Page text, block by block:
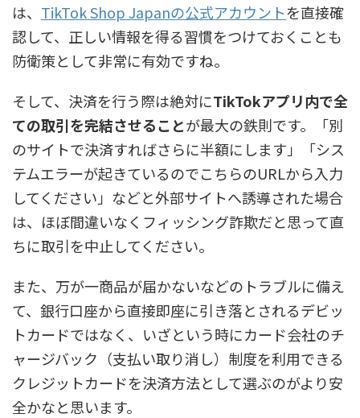
は、 TikTok Shop Japanの公式アカウントを直接確
認して、正しい情報を得る習慣をつけておくことも
防衛策として非常に有効ですね。
そして、決済を行う際は絶対にTikTokアプリ内で全
ての取引を完結させることが最大の鉄則です。「別
のサイトで決済すればさらに半額にします」「シス
テムエラーが起きているのでこちらのURLから入力
してください」などと外部サイトへ誘導された場合
は、ほぼ間違いなくフィッシング詐欺だと思って直
ちに取引を中止してください。
また、万が一商品が届かないなどのトラブルに備え
て、銀行口座から直接即座に引き落とされるデビッ
トカードではなく、いざという時にカード会社のチ
ャージバック（支払い取り消し）制度を利用できる
クレジットカードを決済方法として選ぶのがより安
全かなと思います。